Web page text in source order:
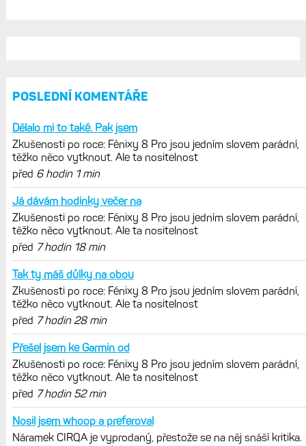
cyklistiky, běhu i chůze
Zkušenosti po roce: Fénixy 8 Pro jsou
jedním slovem parádní, těžko něco
vytknout. Ale ta nositelnost
Zaměření zátěže: Hodnotí, zda je váš
trénink produktivní a jestli se nachází
v optimálních oblastech
Garmin poprvé překonal hranici
300 dolarů. Cena akcií za devět
měsíců výrazně vzrostla
Elektrokola s motorem Bosch se
konečně mohou propojit s Garminem.
Zatím ale jen s Edge